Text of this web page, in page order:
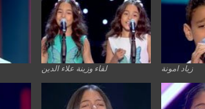
زياد امونة لقاء وزينة علاء الدين